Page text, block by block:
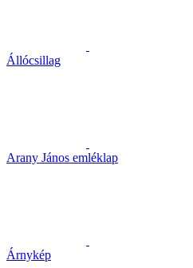
Állócsillag
Arany János emléklap
Árnykép